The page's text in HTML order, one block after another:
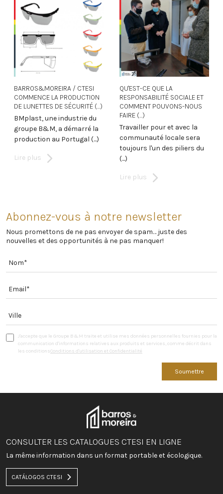
BARROS&MOREIRA / CTESI
COMMENCE LA PRODUCTION
DE LUNETTES DE SÉCURITÉ (...)
BMplast, une industrie du
groupe B&M, a démarré la
production au Portugal (...)
Lire plus
QU'EST-CE QUE LA
RESPONSABILITÉ SOCIALE ET
COMMENT POUVONS-NOUS
FAIRE (...)
Travailler pour et avec la
communauté locale sera
toujours l'un des piliers du
(...)
Lire plus
Abonnez-vous à notre newsletter
Nous promettons de ne pas envoyer de spam… juste des
nouvelles et des opportunités à ne pas manquer!
J'accepte que le Groupe B&M traite et utilise mes données personnelles fournies pour la
communication d'informations relatives aux produits et services, comme décrit dans
les conditionsConditions d'utilisation et Confidentialité
Soumettre
CONSULTER LES CATALOGUES CTESI EN LIGNE
La même information dans un format portable et écologique.
CATÁLOGOS CTESI